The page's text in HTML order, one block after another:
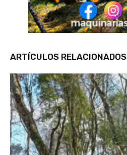
ARTÍCULOS RELACIONADOS